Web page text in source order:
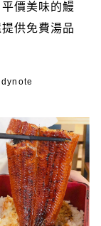
價美味的鰻
供免費湯品